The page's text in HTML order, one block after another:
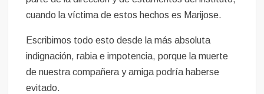
cuando la víctima de estos hechos es Marijose.
Escribimos todo esto desde la más absoluta
indignación, rabia e impotencia, porque la muerte
de nuestra compañera y amiga podría haberse
evitado.